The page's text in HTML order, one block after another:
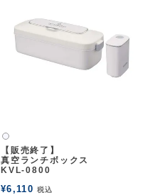
白2
【販売終了】
真空ランチボックス
KVL-0800
¥6,110 税込